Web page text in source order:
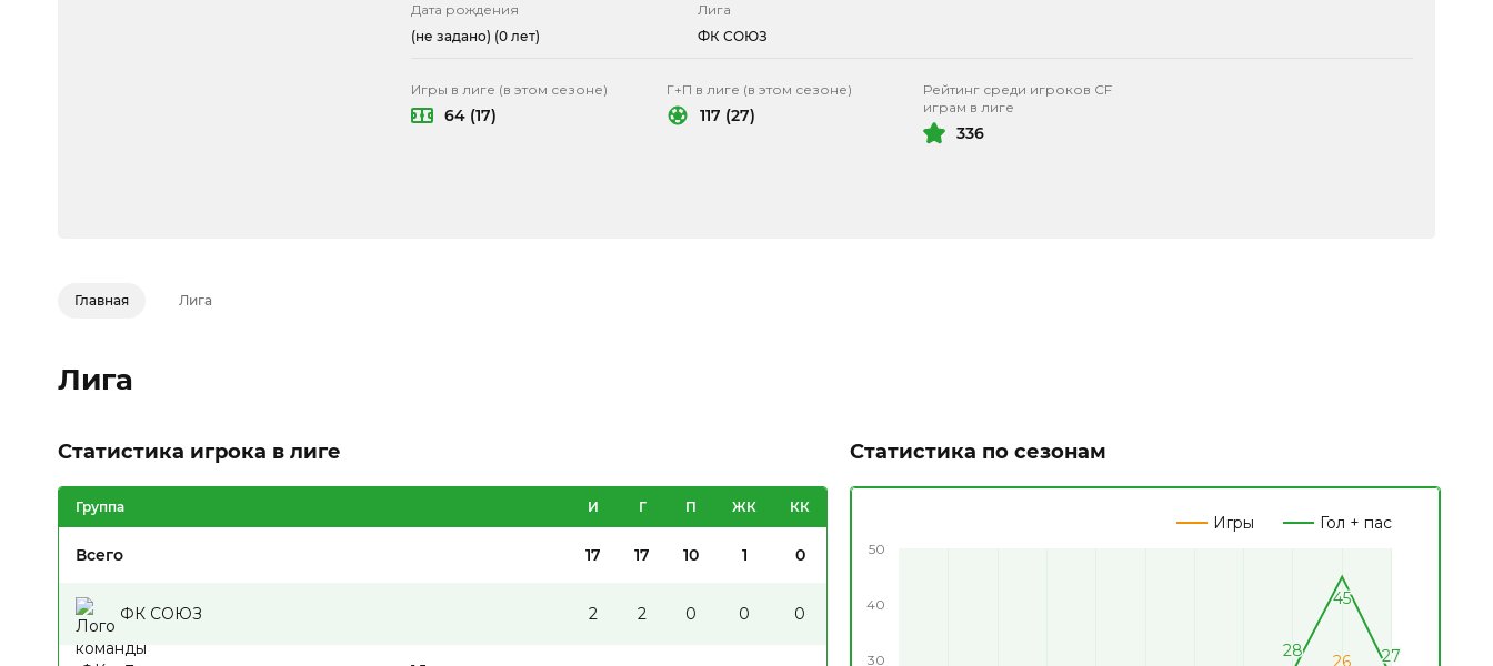
Дата рождения
(не задано) (0 лет)
Лига
ФК СОЮЗ
Игры в лиге (в этом сезоне)
64 (17)
Г+П в лиге (в этом сезоне)
117 (27)
Рейтинг среди игроков CF
играм в лиге
336
Главная Лига
Лига
Статистика игрока в лиге
Группа И Г П ЖК КК
Всего 17 17 10 1 0
ФК СОЮЗ 2 2 0 0 0
Статистика по сезонам
Игры Гол + пас
30
40
50
26
26
28
28
45
45
27
27